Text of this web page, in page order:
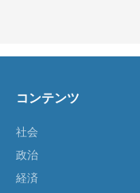
コンテンツ
社会
政治
経済